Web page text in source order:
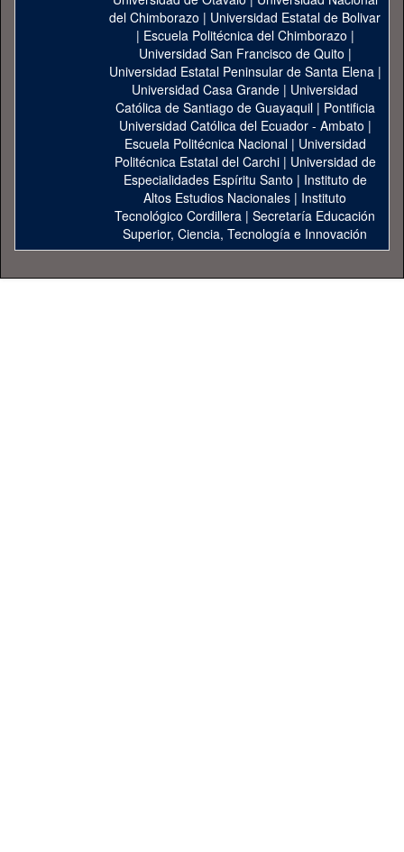
del Chimborazo | Universidad Estatal de Bolivar
| Escuela Politécnica del Chimborazo |
Universidad San Francisco de Quito |
Universidad Estatal Peninsular de Santa Elena|
Universidad Casa Grande | Universidad
Católica de Santiago de Guayaquil| Pontificia
Universidad Católica del Ecuador - Ambato |
Escuela Politécnica Nacional| Universidad
Politécnica Estatal del Carchi| Universidad de
Especialidades Espíritu Santo | Instituto de
Altos Estudios Nacionales | Instituto
Tecnológico Cordillera | Secretaría Educación
Superior, Ciencia, Tecnología e Innovación